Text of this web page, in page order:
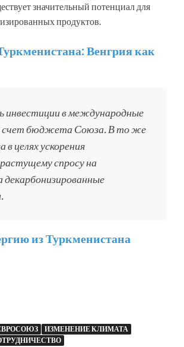
значительный потенциал для
продуктов.
Венгрия как
инвестиции в международные
счет бюджета Союза. В то же
целях ускорения
спросу на
декарбонизированные
из Туркменистана
ИЗМЕНЕНИЕ КЛИМАТА